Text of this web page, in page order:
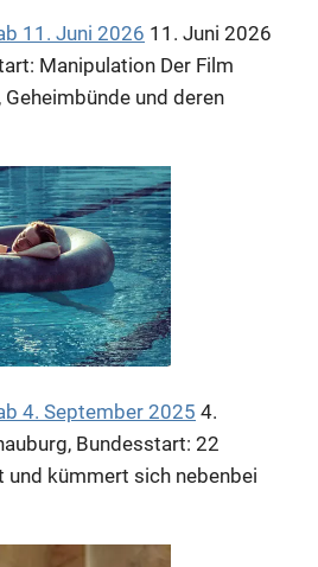
11. Juni 2026 11. Juni 2026
Manipulation Der Film
und deren
4. September 2025 4.
Bundesstart: 22
und kümmert sich nebenbei